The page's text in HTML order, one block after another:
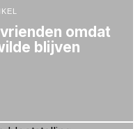
omdat
blijven